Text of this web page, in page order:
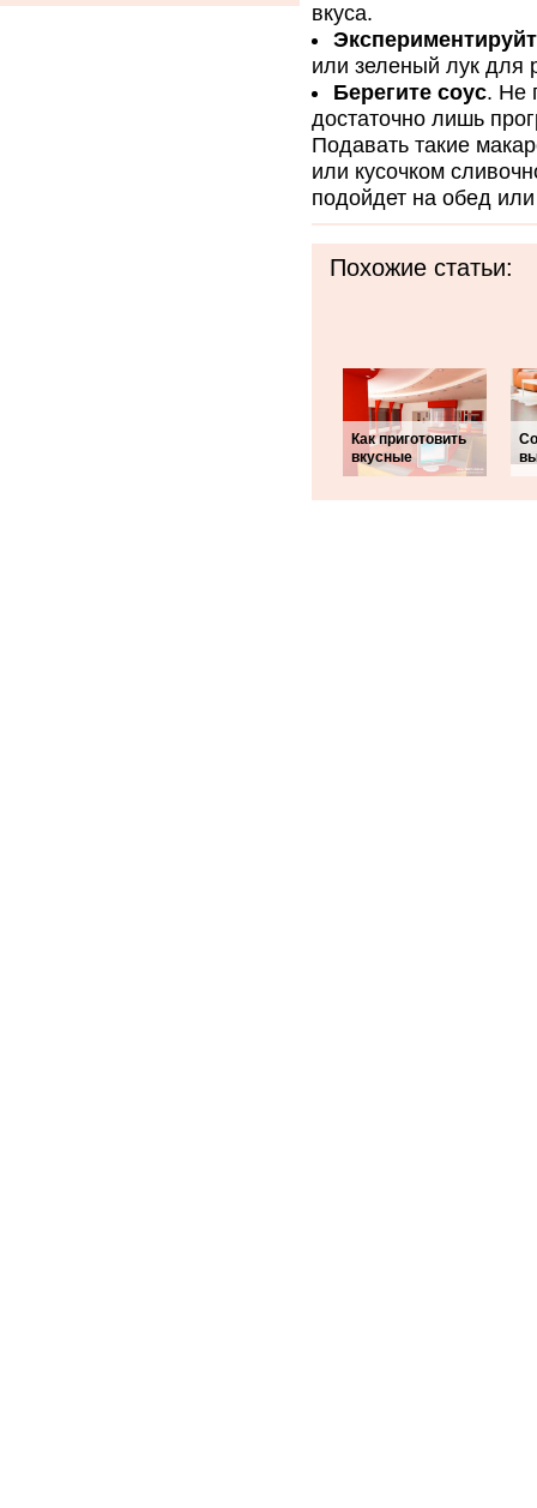
вкуса.
или зеленый лук для
Берегите соус. Не
достаточно лишь
Подавать такие
или кусочком
подойдет на обед
Похожие статьи:
Как приготовить
вкусные